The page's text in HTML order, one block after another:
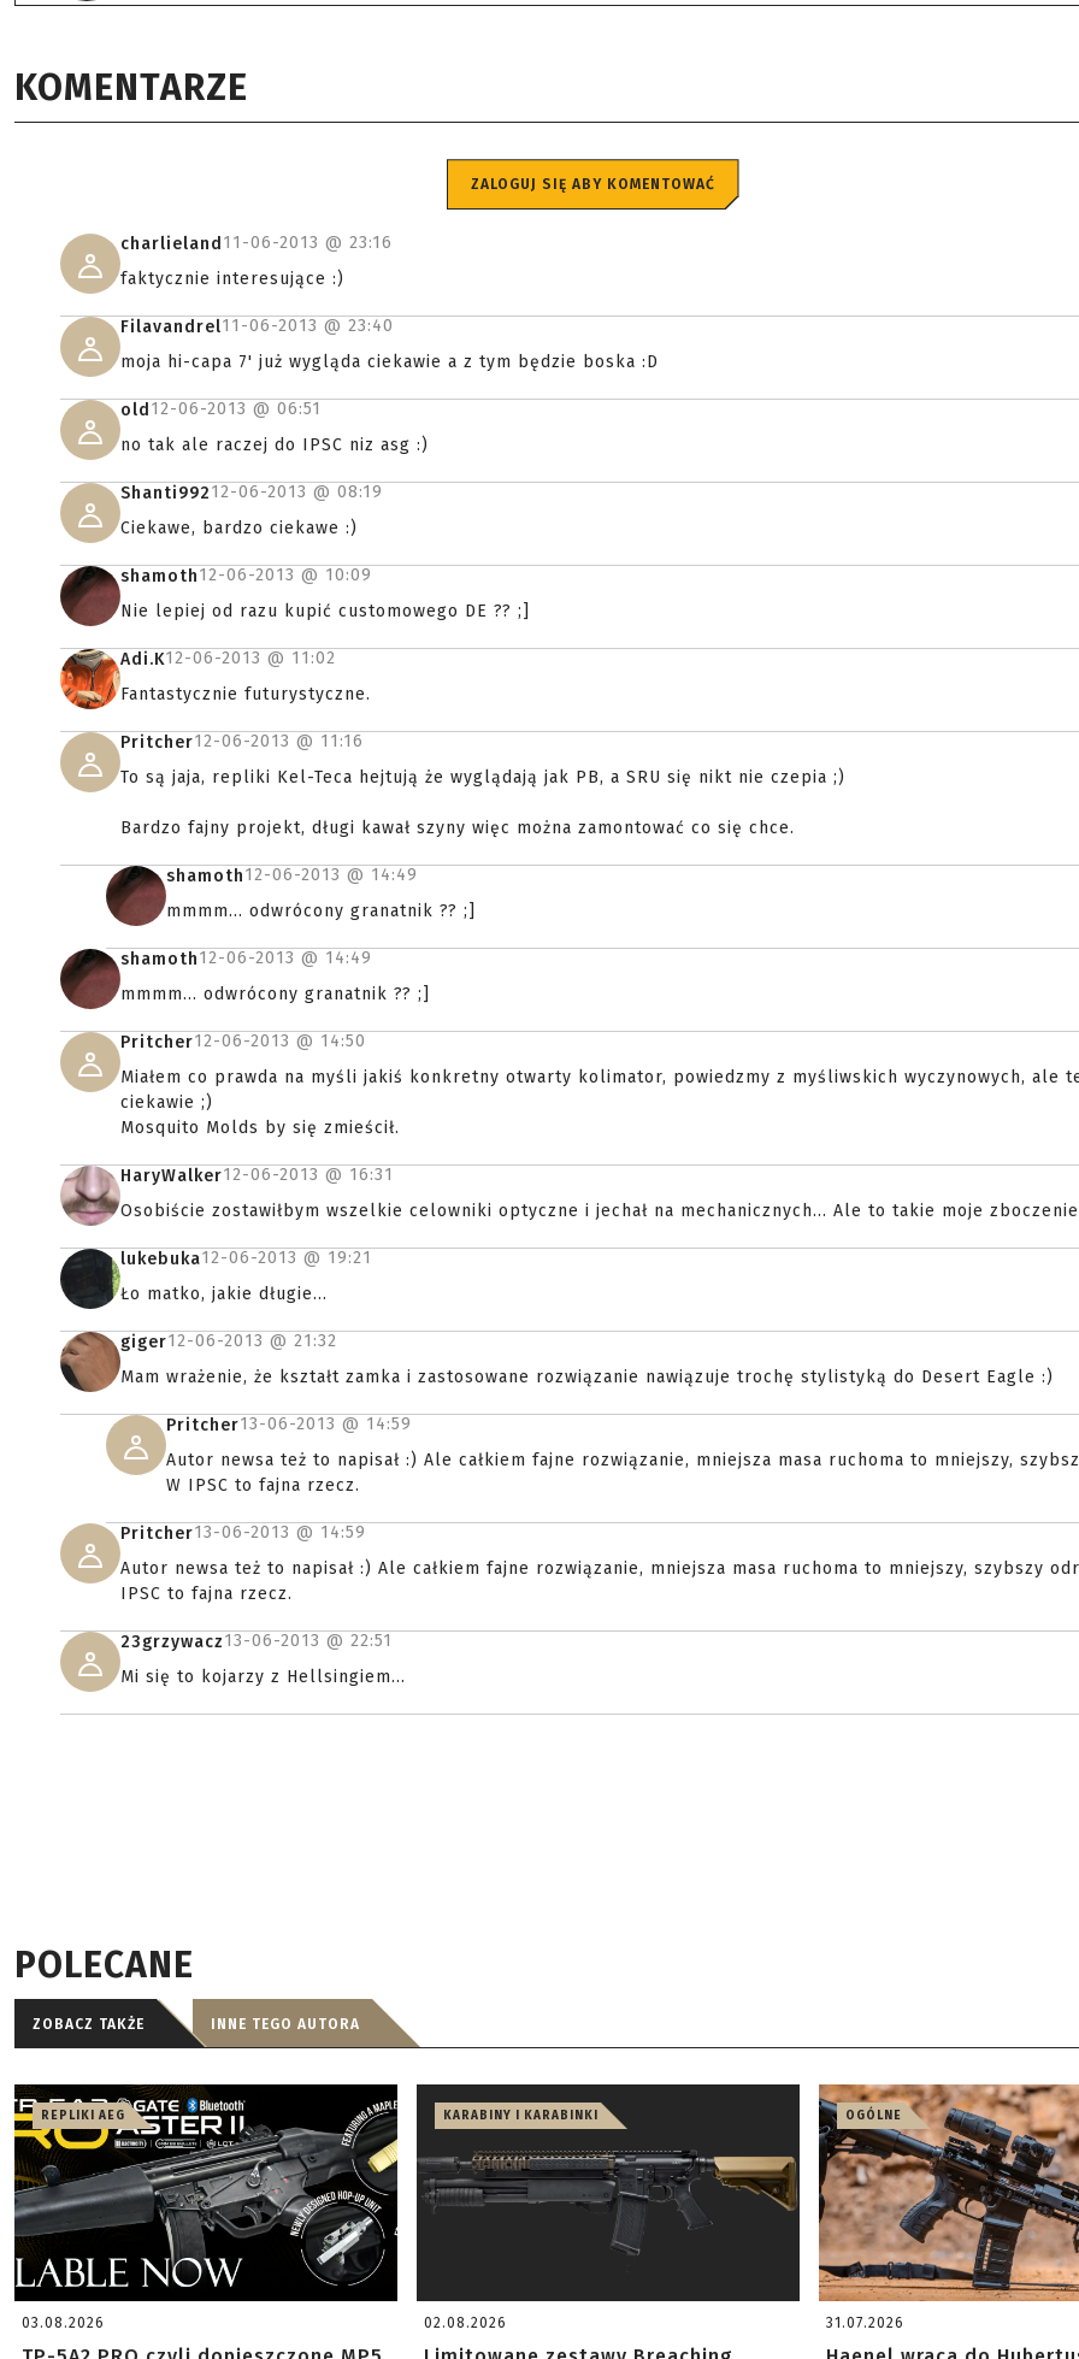
KOMENTARZE
ZALOGUJ SIĘ ABY KOMENTOWAĆ
charlieland 11-06-2013 @ 23:16
faktycznie interesujące :)
Filavandrel11-06-2013 @ 23:40
moja hi-capa 7' już wygląda ciekawie a z tym będzie boska :D
old 12-06-2013 @ 06:51
no tak ale raczej do IPSC niz asg :)
Shanti99212-06-2013 @ 08:19
Ciekawe, bardzo ciekawe :)
shamoth12-06-2013 @ 10:09
Nie lepiej od razu kupić customowego DE ?? ;]
Adi.K12-06-2013 @ 11:02
Fantastycznie futurystyczne.
Pritcher12-06-2013 @ 11:16
To są jaja, repliki Kel-Teca hejtują że wyglądają jak PB, a SRU się nikt nie czepia ;)
Bardzo fajny projekt, długi kawał szyny więc można zamontować co się chce.
shamoth12-06-2013 @ 14:49
mmmm... odwrócony granatnik ?? ;]
shamoth12-06-2013 @ 14:49
mmmm... odwrócony granatnik ?? ;]
Pritcher12-06-2013 @ 14:50
Miałem co prawda na myśli jakiś konkretny otwarty kolimator, powiedzmy z myśliwskich wyczynowych, ale
ciekawie ;)
Mosquito Molds by się zmieścił.
HaryWalker12-06-2013 @ 16:31
Osobiście zostawiłbym wszelkie celowniki optyczne i jechał na mechanicznych... Ale to takie moje
lukebuka12-06-2013 @ 19:21
Ło matko, jakie długie...
giger12-06-2013 @ 21:32
Mam wrażenie, że kształt zamka i zastosowane rozwiązanie nawiązuje trochę stylistyką do Desert Eagle :)
Pritcher13-06-2013 @ 14:59
Autor newsa też to napisał :) Ale całkiem fajne rozwiązanie, mniejsza masa ruchoma to mniejszy,
W IPSC to fajna rzecz.
Pritcher13-06-2013 @ 14:59
Autor newsa też to napisał :) Ale całkiem fajne rozwiązanie, mniejsza masa ruchoma to mniejszy, szybszy
IPSC to fajna rzecz.
23grzywacz13-06-2013 @ 22:51
Mi się to kojarzy z Hellsingiem...
POLECANE
ZOBACZ TAKŻE INNE TEGO AUTORA
REPLIKI AEG
03.08.2026
KARABINY I KARABINKI
02.08.2026
OGÓLNE
31.07.2026